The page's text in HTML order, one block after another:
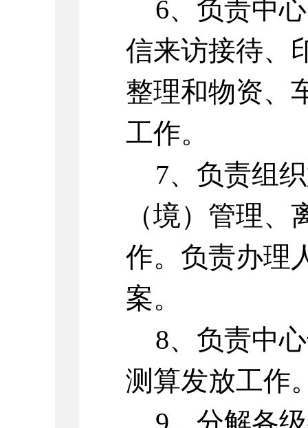
6、负责中
信来访接待、
整理和物资、
工作。
7、负责组
（境）管理
作。负责办理
案。
8、负责中
测算发放工作